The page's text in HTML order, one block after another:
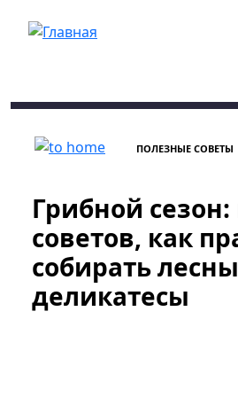
ПОЛЕЗНЫЕ СОВЕТЫ
Грибной сезон:
советов, как
собирать
деликатесы